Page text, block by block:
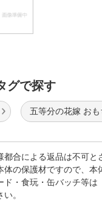
グで探す
五等分の花嫁 おも
合による返品は不可と
の保護材ですので、本
・食玩・缶バッチ等は
。